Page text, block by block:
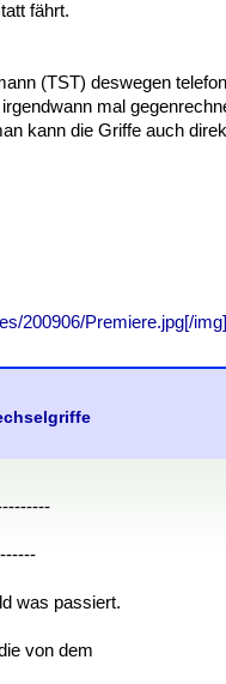
fährt.
(TST) deswegen
mal
kann die Griffe auch
200906/Premiere.jpg[/img]
was passiert.
von dem